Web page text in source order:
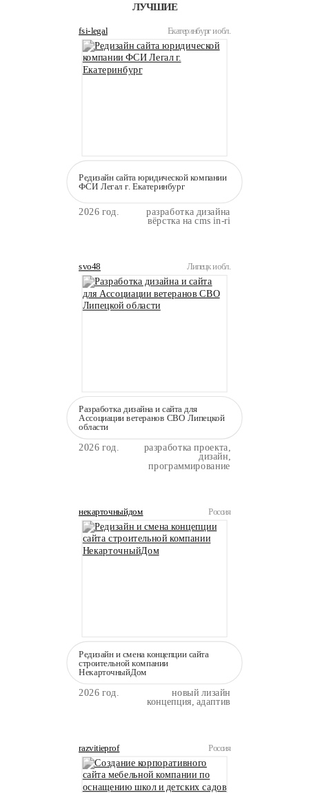
ЛУЧШИЕ
fsi-legal Екатеринбург и обл.
Редизайн сайта юридической компании
ФСИ Легал г. Екатеринбург
2026 год. разработка дизайна
вёрстка на cms in-ri
svo48 Липецк и обл.
Разработка дизайна и сайта для
Ассоциации ветеранов СВО Липецкой
области
2026 год. разработка проекта,
дизайн,
программирование
некарточныйдом Россия
Редизайн и смена концепции сайта
строительной компании
НекарточныйДом
2026 год. новый лизайн
концепция, адаптив
razvitieprof Россия